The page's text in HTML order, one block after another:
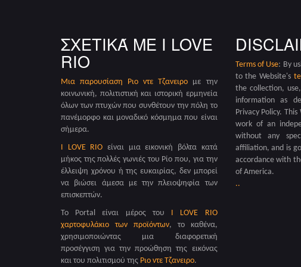
ΣΧΕΤΙΚΆ ΜΕ I LOVE
RIO
Μια παρουσίαση Ριο ντε Τζανειρο με την
κοινωνική, πολιτιστική και ιστορική ερμηνεία
όλων των πτυχών που συνθέτουν την πόλη το
πανέμορφο και μοναδικό κόσμημα που είναι
σήμερα.
I LOVE RIO είναι μια εικονική βόλτα κατά
μήκος της πολλές γωνιές του Ρίο που, για την
έλλειψη χρόνου ή της ευκαιρίας, δεν μπορεί
να βιώσει άμεσα με την πλειοψηφία των
επισκεπτών.
Το Portal είναι μέρος του I LOVE RIO
χαρτοφυλάκιο των προϊόντων, το καθένα,
χρησιμοποιώντας μια διαφορετική
προσέγγιση για την προώθηση της εικόνας
και του πολιτισμού της Ριο ντε Τζανειρο.
Terms of Use: By
to the Website's
the collection,
information as
Privacy Policy.
work of an
without any
affiliation, and is
accordance with
of America.
..